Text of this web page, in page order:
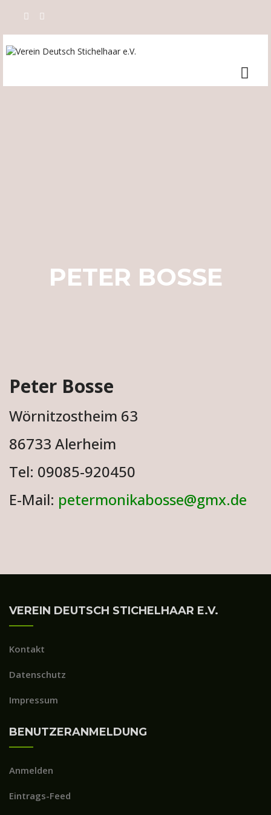
PETER BOSSE
Peter Bosse
Wörnitzostheim 63
86733 Alerheim
Tel: 09085-920450
E-Mail: petermonikabosse@gmx.de
VEREIN DEUTSCH STICHELHAAR E.V.
Kontakt
Datenschutz
Impressum
BENUTZERANMELDUNG
Anmelden
Eintrags-Feed